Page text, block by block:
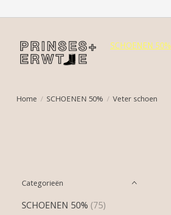
SCHOENEN 50%
Home / SCHOENEN 50% / Veter schoen
Categorieën
SCHOENEN 50% (75)